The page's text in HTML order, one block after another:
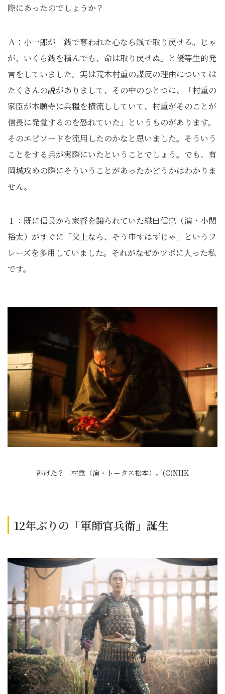
際にあったのでしょうか？
Ａ：小一郎が「銭で奪われた心なら銭で取り戻せる。じゃ
が、いくら銭を積んでも、命は取り戻せぬ」と優等生的発
言をしていました。実は荒木村重の謀反の理由については
たくさんの説がありまして、その中のひとつに、「村重の
家臣が本願寺に兵糧を横流ししていて、村重がそのことが
信長に発覚するのを恐れていた」というものがあります。
そのエピソードを流用したのかなと思いました。そういう
ことをする兵が実際にいたということでしょう。でも、有
岡城攻めの際にそういうことがあったかどうかはわかりま
せん。
Ｉ：既に信長から家督を譲られていた織田信忠（演・小関
裕太）がすぐに「父上なら、そう申すはずじゃ」というフ
レーズを多用していました。それがなぜかツボに入った私
です。
逃げた？ 村重（演・トータス松本）。(C)NHK
12年ぶりの「軍師官兵衛」誕生